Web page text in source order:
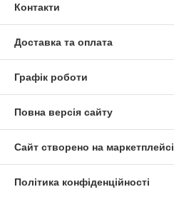
Контакти
Доставка та оплата
Графік роботи
Повна версія сайту
Сайт створено на маркетплейсі
Політика конфіденційності